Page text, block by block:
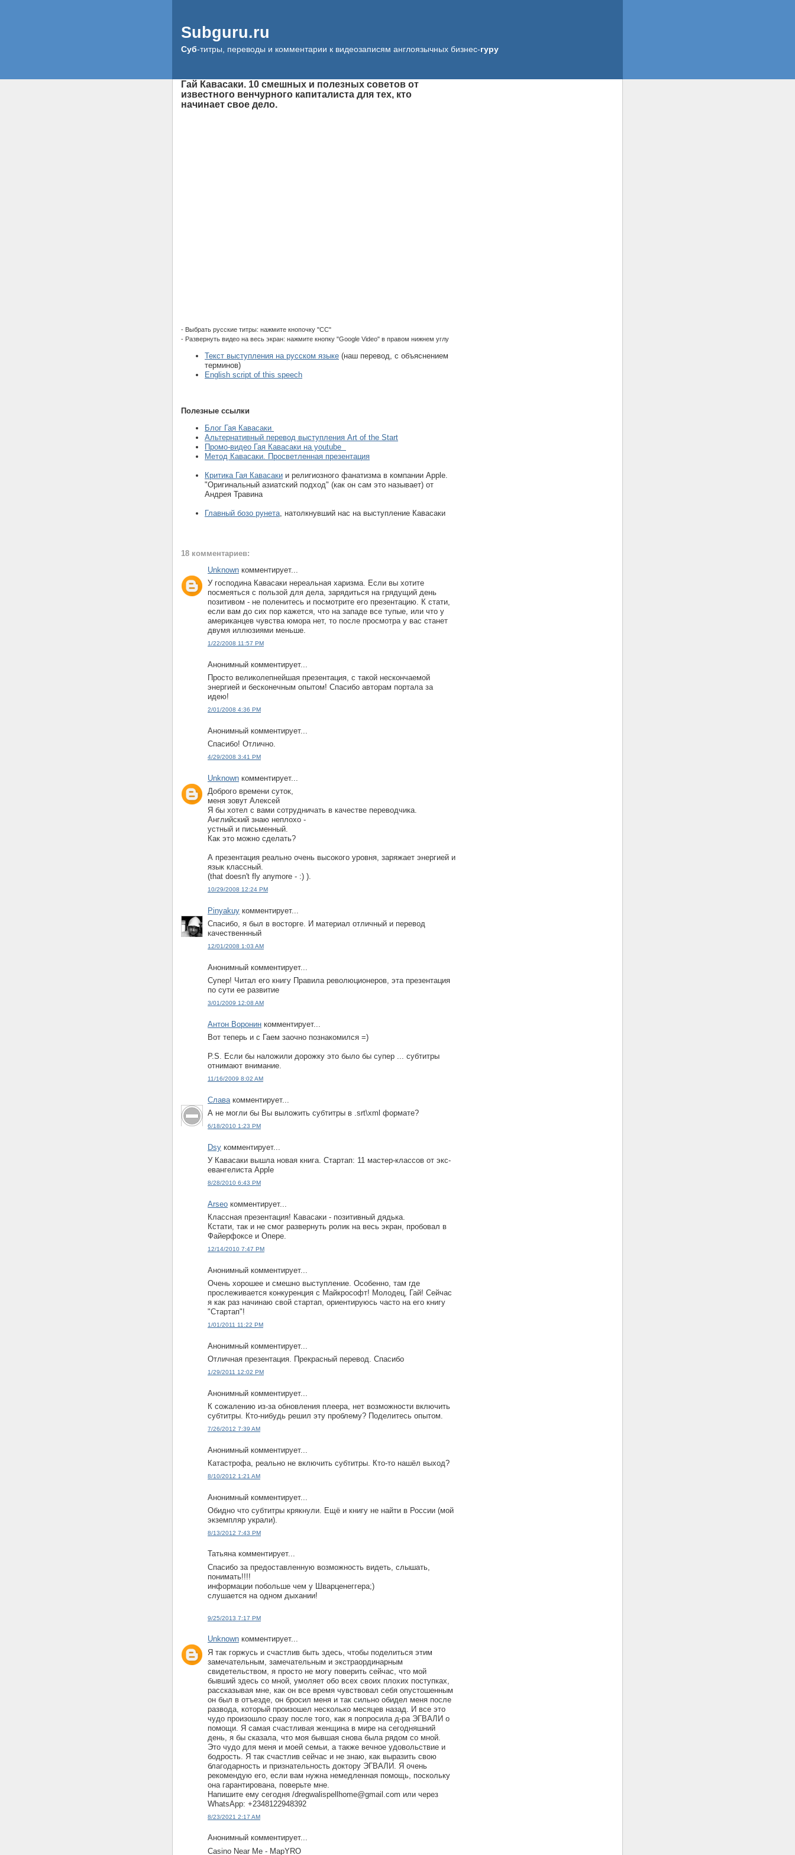
Subguru.ru
Суб-титры, переводы и комментарии к видеозаписям англоязычных бизнес-гуру
Гай Кавасаки. 10 смешных и полезных советов от
известного венчурного капиталиста для тех, кто
начинает свое дело.
- Выбрать русские титры: нажмите кнопочку "CC"
- Развернуть видео на весь экран: нажмите кнопку "Google Video" в правом нижнем углу
Текст выступления на русском языке (наш перевод, с объяснением
терминов)
English script of this speech
Полезные ссылки
Блог Гая Кавасаки
Альтернативный перевод выступления Art of the Start
Промо-видео Гая Кавасаки на youtube
Метод Кавасаки. Просветленная презентация
Критика Гая Кавасаки и религиозного фанатизма в компании Apple.
"Оригинальный азиатский подход" (как он сам это называет) от
Андрея Травина
Главный бозо рунета , натолкнувший нас на выступление Кавасаки
18 комментариев:
Unknown комментирует...
У господина Кавасаки нереальная харизма. Если вы хотите
посмеяться с пользой для дела, зарядиться на грядущий день
позитивом - не поленитесь и посмотрите его презентацию. К стати,
если вам до сих пор кажется, что на западе все тупые, или что у
американцев чувства юмора нет, то после просмотра у вас станет
двумя иллюзиями меньше.
1/22/2008 11:57 PM
Анонимный комментирует...
Просто великолепнейшая презентация, с такой нескончаемой
энергией и бесконечным опытом! Спасибо авторам портала за
идею!
2/01/2008 4:36 PM
Анонимный комментирует...
Спасибо! Отлично.
4/29/2008 3:41 PM
Unknown комментирует...
Доброго времени суток,
меня зовут Алексей
Я бы хотел с вами сотрудничать в качестве переводчика.
Английский знаю неплохо -
устный и письменный.
Как это можно сделать?
А презентация реально очень высокого уровня, заряжает энергией и
язык классный.
(that doesn't fly anymore - :) ).
10/29/2008 12:24 PM
Pinyakuy комментирует...
Спасибо, я был в восторге. И материал отличный и перевод
качественнный
12/01/2008 1:03 AM
Анонимный комментирует...
Супер! Читал его книгу Правила революционеров, эта презентация
по сути ее развитие
3/01/2009 12:08 AM
Антон Воронин комментирует...
Вот теперь и с Гаем заочно познакомился =)
P.S. Если бы наложили дорожку это было бы супер ... субтитры
отнимают внимание.
11/16/2009 8:02 AM
Слава комментирует...
А не могли бы Вы выложить субтитры в .srt\xml формате?
6/18/2010 1:23 PM
Dsy комментирует...
У Кавасаки вышла новая книга. Стартап: 11 мастер-классов от экс-
евангелиста Apple
8/28/2010 6:43 PM
Arseo комментирует...
Классная презентация! Кавасаки - позитивный дядька.
Кстати, так и не смог развернуть ролик на весь экран, пробовал в
Файерфоксе и Опере.
12/14/2010 7:47 PM
Анонимный комментирует...
Очень хорошее и смешно выступление. Особенно, там где
прослеживается конкуренция с Майкрософт! Молодец, Гай! Сейчас
я как раз начинаю свой стартап, ориентируюсь часто на его книгу
"Стартап"!
1/01/2011 11:22 PM
Анонимный комментирует...
Отличная презентация. Прекрасный перевод. Спасибо
1/29/2011 12:02 PM
Анонимный комментирует...
К сожалению из-за обновления плеера, нет возможности включить
субтитры. Кто-нибудь решил эту проблему? Поделитесь опытом.
7/26/2012 7:39 AM
Анонимный комментирует...
Катастрофа, реально не включить субтитры. Кто-то нашёл выход?
8/10/2012 1:21 AM
Анонимный комментирует...
Обидно что субтитры крякнули. Ещё и книгу не найти в России (мой
экземпляр украли).
8/13/2012 7:43 PM
Татьяна комментирует...
Спасибо за предоставленную возможность видеть, слышать,
понимать!!!!
информации побольше чем у Шварценеггера;)
слушается на одном дыхании!
9/25/2013 7:17 PM
Unknown комментирует...
Я так горжусь и счастлив быть здесь, чтобы поделиться этим
замечательным, замечательным и экстраординарным
свидетельством, я просто не могу поверить сейчас, что мой
бывший здесь со мной, умоляет обо всех своих плохих поступках,
рассказывая мне, как он все время чувствовал себя опустошенным
он был в отъезде, он бросил меня и так сильно обидел меня после
развода, который произошел несколько месяцев назад. И все это
чудо произошло сразу после того, как я попросила д-ра ЭГВАЛИ о
помощи. Я самая счастливая женщина в мире на сегодняшний
день, я бы сказала, что моя бывшая снова была рядом со мной.
Это чудо для меня и моей семьи, а также вечное удовольствие и
бодрость. Я так счастлив сейчас и не знаю, как выразить свою
благодарность и признательность доктору ЭГВАЛИ. Я очень
рекомендую его, если вам нужна немедленная помощь, поскольку
она гарантирована, поверьте мне.
Напишите ему сегодня /dregwalispellhome@gmail.com или через
WhatsApp: +2348122948392
8/23/2021 2:17 AM
Анонимный комментирует...
Casino Near Me - MapYRO